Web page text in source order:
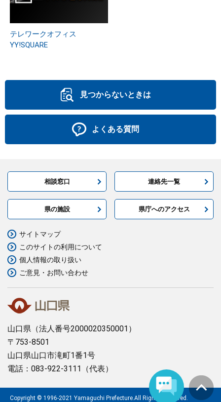
テレワークオフィス
YY!SQUARE
見つからないときは
よくある質問
相談窓口 連絡先一覧
県の施設 県庁へのアクセス
山口県 （法人番号2000020350001）
〒753-8501
山口県山口市滝町1番1号
電話：083-922-3111（代表）
サイトマップ
このサイトの利用について
個人情報の取り扱い
ご意見・お問い合わせ
Copyright © 1996-2021 Yamaguchi Prefecture.All Rights Reserved.